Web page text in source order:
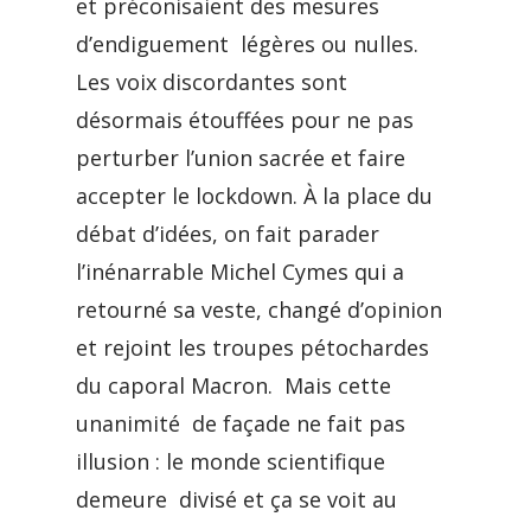
d’endiguement légères ou nulles.
Les voix discordantes sont
désormais étouffées pour ne pas
perturber l’union sacrée et faire
accepter le lockdown. À la place du
débat d’idées, on fait parader
l’inénarrable Michel Cymes qui a
retourné sa veste, changé d’opinion
et rejoint les troupes pétochardes
du caporal Macron. Mais cette
unanimité de façade ne fait pas
illusion : le monde scientifique
demeure divisé et ça se voit au